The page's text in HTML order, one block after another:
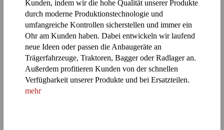
Kunden, indem wir die hohe Qualität unserer Produkte
durch moderne Produktionstechnologie und
umfangreiche Kontrollen sicherstellen und immer ein
Ohr am Kunden haben. Dabei entwickeln wir laufend
neue Ideen oder passen die Anbaugeräte an
Trägerfahrzeuge, Traktoren, Bagger oder Radlager an.
Außerdem profitieren Kunden von der schnellen
Verfügbarkeit unserer Produkte und bei Ersatzteilen.
mehr